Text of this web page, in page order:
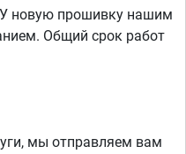
новую прошивку нашим
Общий срок работ
мы отправляем вам